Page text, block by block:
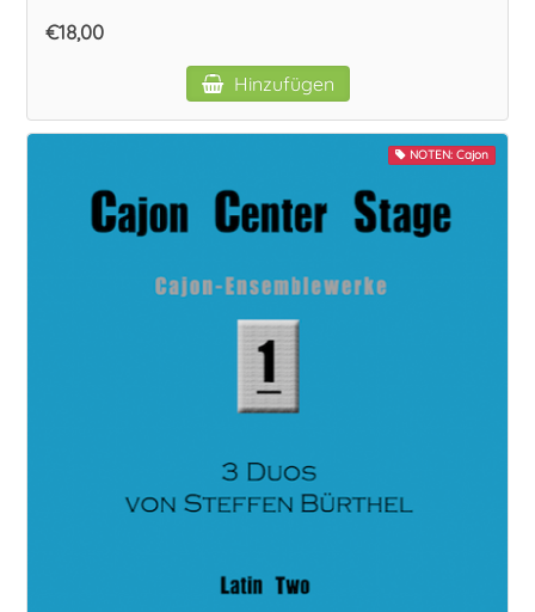
€18,00
Hinzufügen
NOTEN: Cajon